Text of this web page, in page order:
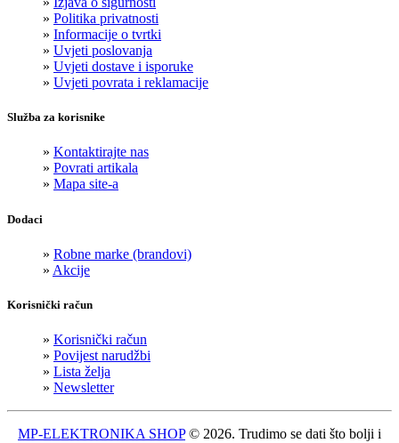
» Politika privatnosti
» Informacije o tvrtki
» Uvjeti poslovanja
» Uvjeti dostave i isporuke
» Uvjeti povrata i reklamacije
Služba za korisnike
» Kontaktirajte nas
» Povrati artikala
» Mapa site-a
Dodaci
» Robne marke (brandovi)
» Akcije
Korisnički račun
» Korisnički račun
» Povijest narudžbi
» Lista želja
» Newsletter
MP-ELEKTRONIKA SHOP© 2026. Trudimo se dati što bolji i